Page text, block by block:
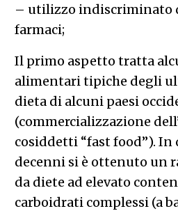
– utilizzo indiscriminato
farmaci;
Il primo aspetto tratta
alimentari tipiche degli
dieta di alcuni paesi
(commercializzazione
cosiddetti “fast food”).
decenni si è ottenuto un
da diete ad elevato
carboidrati complessi (a